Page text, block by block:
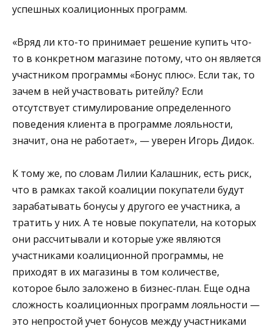
успешных коалиционных программ.
«Вряд ли кто-то принимает решение купить что-
то в конкретном магазине потому, что он является
участником программы «Бонус плюс». Если так, то
зачем в ней участвовать ритейлу? Если
отсутствует стимулирование определенного
поведения клиента в программе лояльности,
значит, она не работает», — уверен Игорь Дидок.
К тому же, по словам Лилии Калашник, есть риск,
что в рамках такой коалиции покупатели будут
зарабатывать бонусы у другого ее участника, а
тратить у них. А те новые покупатели, на которых
они рассчитывали и которые уже являются
участниками коалиционной программы, не
приходят в их магазины в том количестве,
которое было заложено в бизнес-план. Еще одна
сложность коалиционных программ лояльности —
это непростой учет бонусов между участниками